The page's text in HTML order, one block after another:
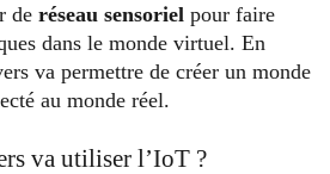
de réseau sensoriel pour faire
dans le monde virtuel. En
va permettre de créer un monde
au monde réel.
va utiliser l’IoT ?